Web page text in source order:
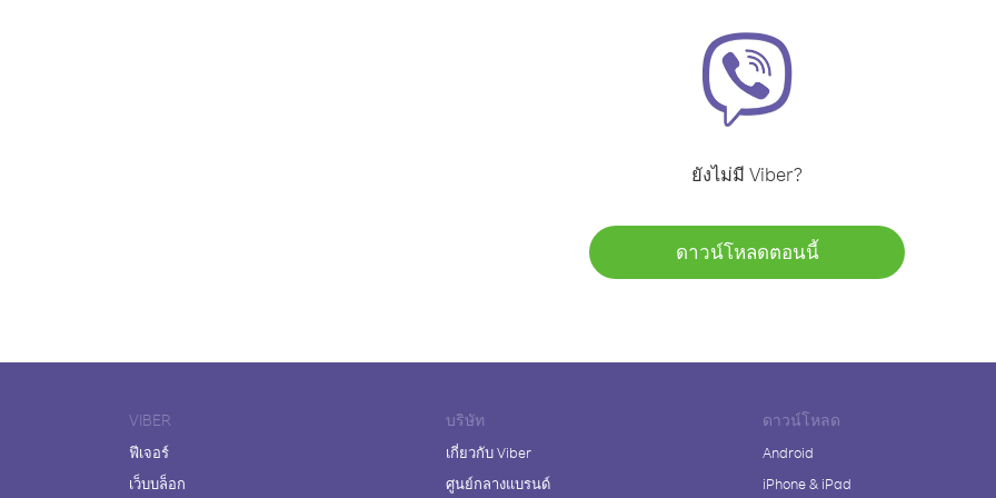
ยังไม่มี Viber?
ดาวน์โหลดตอนนี้
VIBER
ฟีเจอร์
เว็บบล็อก
บริษัท
เกี่ยวกับ Viber
ศูนย์กลางแบรนด์
ดาวน์โหลด
Android
iPhone & iPad